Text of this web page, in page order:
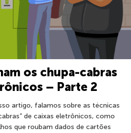
os chupa-cabras
– Parte 2
artigo, falamos sobre as técnicas
de caixas eletrônicos, como
que roubam dados de cartões